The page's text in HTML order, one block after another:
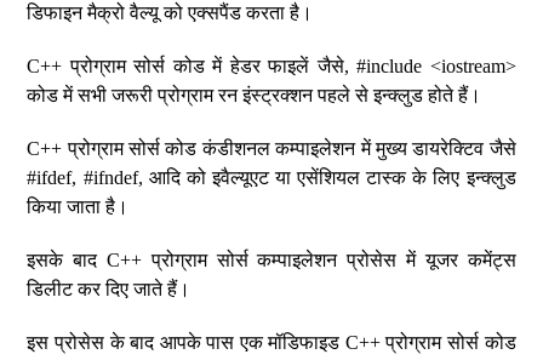
डिफाइन मैक्रो वैल्यू को एक्सपैंड करता है।
C++ प्रोग्राम सोर्स कोड में हेडर फाइलें जैसे, #include <iostream>
कोड में सभी जरूरी प्रोग्राम रन इंस्ट्रक्शन पहले से इन्क्लुड होते हैं।
C++ प्रोग्राम सोर्स कोड कंडीशनल कम्पाइलेशन में मुख्य डायरेक्टिव जैसे
#ifdef, #ifndef, आदि को इवैल्यूएट या एसेंशियल टास्क के लिए इन्क्लुड
किया जाता है।
इसके बाद C++ प्रोग्राम सोर्स कम्पाइलेशन प्रोसेस में यूजर कमेंट्स
डिलीट कर दिए जाते हैं।
इस प्रोसेस के बाद आपके पास एक मॉडिफाइड C++ प्रोग्राम सोर्स कोड